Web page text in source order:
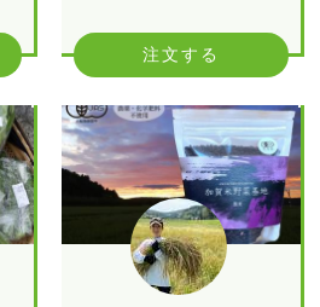
注文する